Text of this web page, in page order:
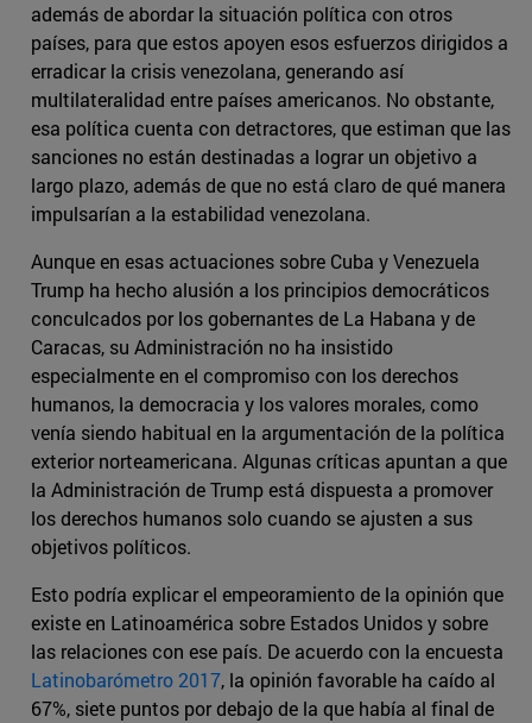
además de abordar la situación política con otros
países, para que estos apoyen esos esfuerzos dirigidos a
erradicar la crisis venezolana, generando así
multilateralidad entre países americanos. No obstante,
esa política cuenta con detractores, que estiman que las
sanciones no están destinadas a lograr un objetivo a
largo plazo, además de que no está claro de qué manera
impulsarían a la estabilidad venezolana.
Aunque en esas actuaciones sobre Cuba y Venezuela
Trump ha hecho alusión a los principios democráticos
conculcados por los gobernantes de La Habana y de
Caracas, su Administración no ha insistido
especialmente en el compromiso con los derechos
humanos, la democracia y los valores morales, como
venía siendo habitual en la argumentación de la política
exterior norteamericana. Algunas críticas apuntan a que
la Administración de Trump está dispuesta a promover
los derechos humanos solo cuando se ajusten a sus
objetivos políticos.
Esto podría explicar el empeoramiento de la opinión que
existe en Latinoamérica sobre Estados Unidos y sobre
las relaciones con ese país. De acuerdo con la encuesta
Latinobarómetro 2017, la opinión favorable ha caído al
67%, siete puntos por debajo de la que había al final de